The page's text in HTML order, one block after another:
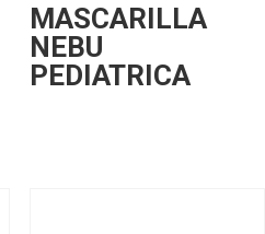
MASCARILLA
NEBU
PEDIATRICA